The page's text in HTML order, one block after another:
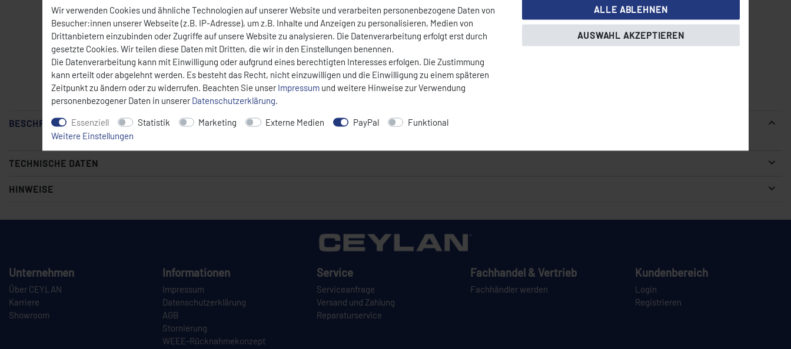
* Nettopreis | Bruttopreis inkl. 19% MwSt.: 9,16 EUR, zzgl. Versandkosten
DOWNLOAD PDF
BESCHREIBUNG
TECHNISCHE DATEN
HINWEISE
Unternehmen
Über CEYLAN
Karriere
Showroom
Informationen
Impressum
Datenschutzerklärung
AGB
Stornierung
WEEE-Rücknahmekonzept
Service
Serviceanfrage
Versand und Zahlung
Reparaturservice
Fachhandel & Vertrieb
Fachhändler werden
Kundenbereich
Login
Registrieren
Wir verwenden Cookies und ähnliche Technologien auf unserer Website und verarbeiten personenbezogene Daten von
Besucher:innen unserer Webseite (z.B. IP-Adresse), um z.B. Inhalte und Anzeigen zu personalisieren, Medien von
Drittanbietern einzubinden oder Zugriffe auf unsere Website zu analysieren. Die Datenverarbeitung erfolgt erst durch
gesetzte Cookies. Wir teilen diese Daten mit Dritten, die wir in den Einstellungen benennen.
Die Datenverarbeitung kann mit Einwilligung oder aufgrund eines berechtigten Interesses erfolgen. Die Zustimmung
kann erteilt oder abgelehnt werden. Es besteht das Recht, nicht einzuwilligen und die Einwilligung zu einem späteren
Zeitpunkt zu ändern oder zu widerrufen. Beachten Sie unserImpressum und weitere Hinweise zur Verwendung
personenbezogener Daten in unsererDaten­schutz­erklärung
Essenziell Statistik Marketing Externe Medien PayPal
Funktional
Weitere Einstellungen
ALLE ABLEHNEN
AUSWAHL AKZEPTIEREN